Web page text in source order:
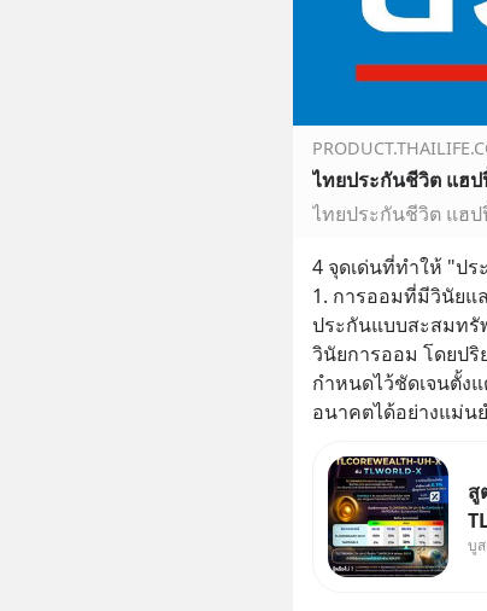
ไทยประกันชีวิต แฮป
ไทยประกันชีวิต แฮป
4 จุดเด่นที่ทำให้ "ป
1. การออมที่มีวินัย
ประกันแบบสะสมทรั
วินัยการออม โดยป
กำหนดไว้ชัดเจนตั้ง
อนาคตได้อย่างแม่น
สู
บู